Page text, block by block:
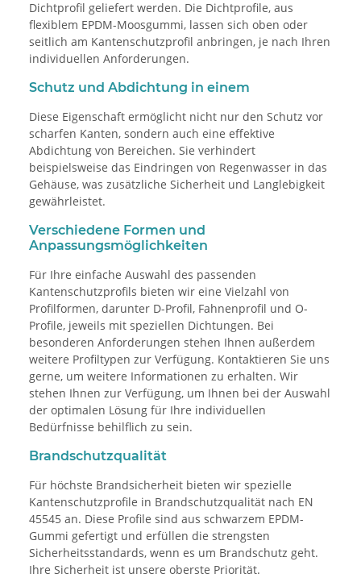
Dichtprofil geliefert werden. Die Dichtprofile, aus
flexiblem EPDM-Moosgummi, lassen sich oben oder
seitlich am Kantenschutzprofil anbringen, je nach Ihren
individuellen Anforderungen.
Schutz und Abdichtung in einem
Diese Eigenschaft ermöglicht nicht nur den Schutz vor
scharfen Kanten, sondern auch eine effektive
Abdichtung von Bereichen. Sie verhindert
beispielsweise das Eindringen von Regenwasser in das
Gehäuse, was zusätzliche Sicherheit und Langlebigkeit
gewährleistet.
Verschiedene Formen und
Anpassungsmöglichkeiten
Für Ihre einfache Auswahl des passenden
Kantenschutzprofils bieten wir eine Vielzahl von
Profilformen, darunter D-Profil, Fahnenprofil und O-
Profile, jeweils mit speziellen Dichtungen. Bei
besonderen Anforderungen stehen Ihnen außerdem
weitere Profiltypen zur Verfügung. Kontaktieren Sie uns
gerne, um weitere Informationen zu erhalten. Wir
stehen Ihnen zur Verfügung, um Ihnen bei der Auswahl
der optimalen Lösung für Ihre individuellen
Bedürfnisse behilflich zu sein.
Brandschutzqualität
Für höchste Brandsicherheit bieten wir spezielle
Kantenschutzprofile in Brandschutzqualität nach EN
45545 an. Diese Profile sind aus schwarzem EPDM-
Gummi gefertigt und erfüllen die strengsten
Sicherheitsstandards, wenn es um Brandschutz geht.
Ihre Sicherheit ist unsere oberste Priorität.